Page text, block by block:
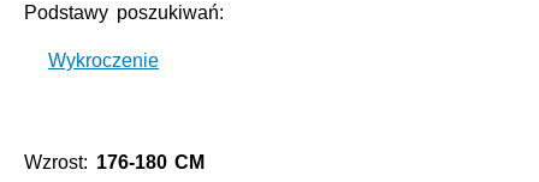
Podstawy poszukiwań:
Wykroczenie
Wzrost: 176-180 CM